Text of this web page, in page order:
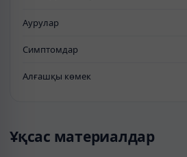
Аурулар
Симптомдар
Алғашқы көмек
Ұқсас материалдар